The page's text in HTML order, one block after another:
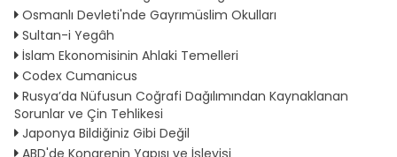
Osmanlı Devleti'nde Gayrımüslim Okulları
Sultan-i Yegâh
İslam Ekonomisinin Ahlaki Temelleri
Codex Cumanicus
Rusya’da Nüfusun Coğrafi Dağılımından Kaynaklanan
Sorunlar ve Çin Tehlikesi
Japonya Bildiğiniz Gibi Değil